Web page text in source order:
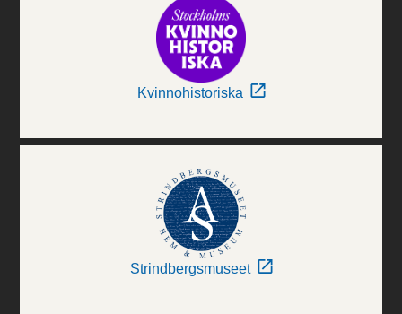
Kvinnohistoriska
Strindbergsmuseet